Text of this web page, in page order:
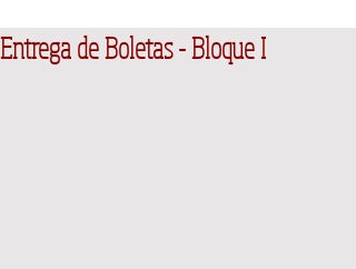
Entrega de Boletas - Bloque I